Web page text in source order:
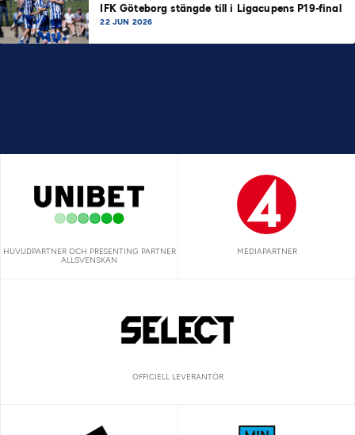
IFK Göteborg stängde till i Ligacupens P19-final
22 JUN 2026
HUVUDPARTNER OCH PRESENTING PARTNER
ALLSVENSKAN
MEDIAPARTNER
OFFICIELL LEVERANTÖR